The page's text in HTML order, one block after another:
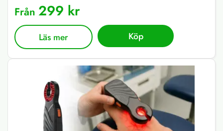
Från 299 kr
Läs mer Köp